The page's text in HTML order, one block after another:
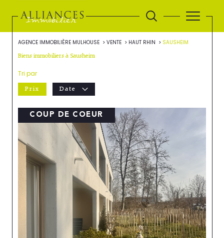
AGENCE IMMOBILIÈRE MULHOUSE VENTE HAUT RHIN SAUSHEIM
Biens immobiliers à Sausheim
Tri par
Prix Date
COUP DE COEUR